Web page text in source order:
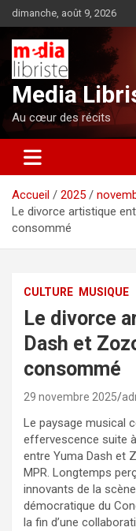
Aller
au
contenu
dimanche, août 9, 2026
Media
Au cœur des récits
Accueil 2025
Le divorce artistique
consommé
CULTURE MUSIQUE
Le divorce
Dash et
consommé
29 novembre 2025
Le paysage musical
effervescence suite
entre Yuma Dash et
MPR. Longtemps
innovants de la
démocratique du
la fin d’une